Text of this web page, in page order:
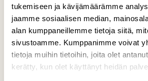
tukemiseen ja kävijämäärämme
jaamme sosiaalisen median,
alan kumppaneillemme tietoja siitä,
sivustoamme. Kumppanimme voivat
tietoja muihin tietoihin, joita olet
kerätty, kun olet käyttänyt heidän
Pesä säilyi
Naurulokkien pesinnässä
veden noustessa
kaupungin lahdella
Valokuvaaja: Pirkko Siukonen,